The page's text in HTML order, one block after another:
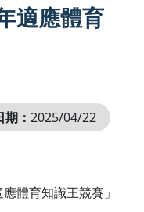
適應體育
： 2025/04/22
體育知識王競賽」